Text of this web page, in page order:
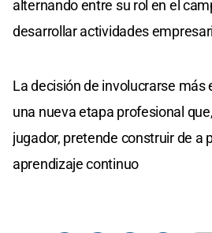
alternando entre su rol en el
desarrollar actividades
La decisión de involucrarse más
una nueva etapa profesional
jugador, pretende construir de a
aprendizaje continuo